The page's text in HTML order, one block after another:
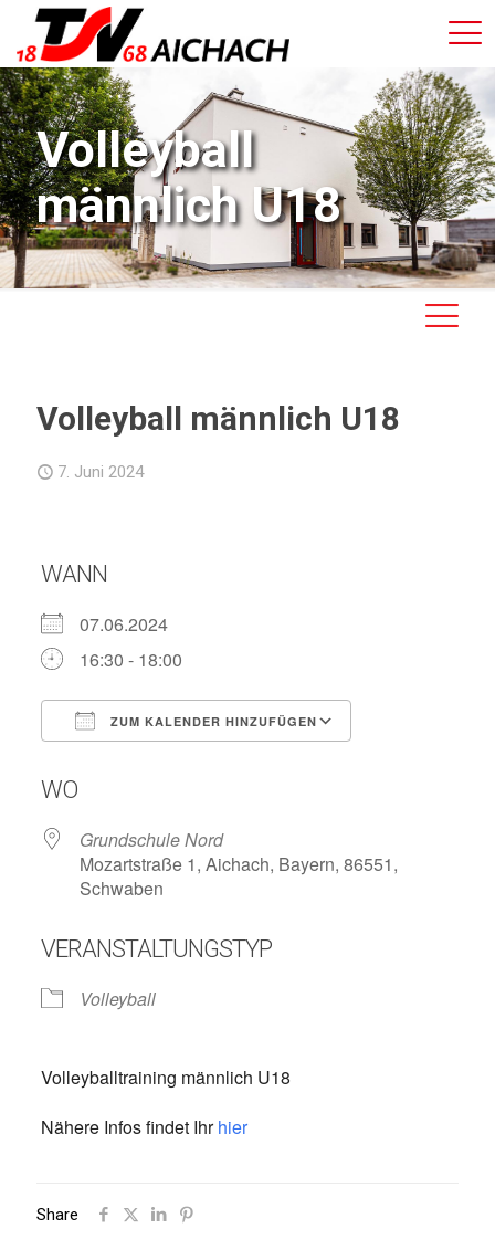
Volleyball
männlich U18
Volleyball männlich U18
7. Juni 2024
WANN
07.06.2024
16:30 - 18:00
ZUM KALENDER HINZUFÜGEN
WO
Grundschule Nord
Mozartstraße 1, Aichach, Bayern, 86551,
Schwaben
VERANSTALTUNGSTYP
Volleyball
Volleyballtraining männlich U18
Nähere Infos findet Ihrhier
Share